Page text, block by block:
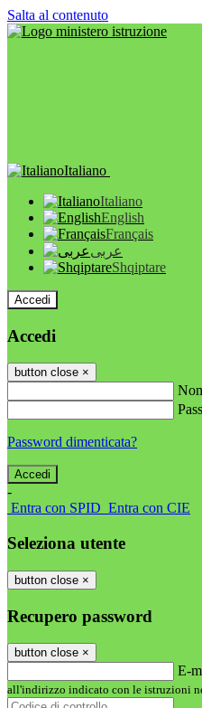
Salta al contenuto
Italiano
Italiano
English
Français
عربى
Shqiptare
Accedi
Accedi
button close ×
Password dimenticata?
-
Entra con SPID Entra con CIE
Seleziona utente
button close ×
Recupero password
button close ×
E-
all'indirizzo indicato con le istruzioni